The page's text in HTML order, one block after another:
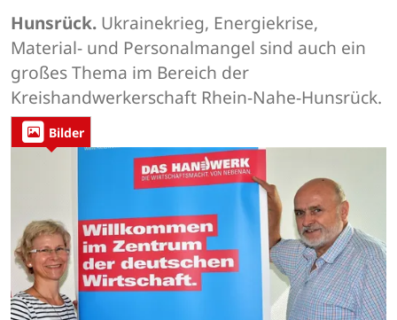
Hunsrück. Ukrainekrieg, Energiekrise,
Material- und Personalmangel sind auch ein
großes Thema im Bereich der
Kreishandwerkerschaft Rhein-Nahe-Hunsrück.
Bilder